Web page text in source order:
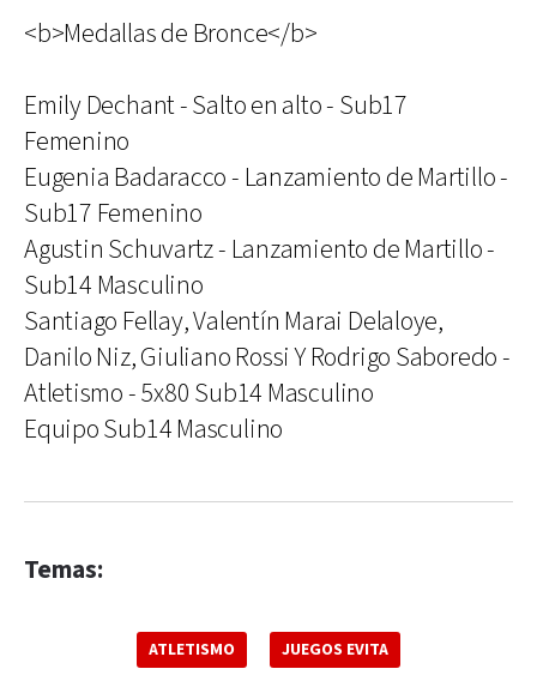
<b>Medallas de Bronce</b>
Emily Dechant - Salto en alto - Sub17
Femenino
Eugenia Badaracco - Lanzamiento de Martillo -
Sub17 Femenino
Agustin Schuvartz - Lanzamiento de Martillo -
Sub14 Masculino
Santiago Fellay, Valentín Marai Delaloye,
Danilo Niz, Giuliano Rossi Y Rodrigo Saboredo -
Atletismo - 5x80 Sub14 Masculino
Equipo Sub14 Masculino
Temas:
ATLETISMO JUEGOS EVITA